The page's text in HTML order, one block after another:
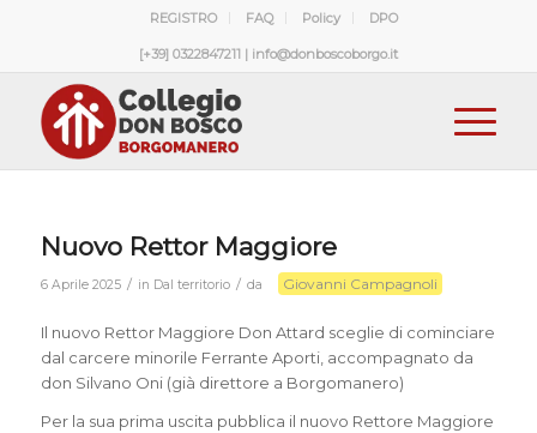
REGISTRO FAQ Policy DPO
[+39] 0322847211 | info@donboscoborgo.it
Nuovo Rettor Maggiore
6 Aprile 2025 / in Dal territorio / da Giovanni Campagnoli
Il nuovo Rettor Maggiore Don Attard sceglie di cominciare
dal carcere minorile Ferrante Aporti, accompagnato da
don Silvano Oni (già direttore a Borgomanero)
Per la sua prima uscita pubblica il nuovo Rettore Maggiore